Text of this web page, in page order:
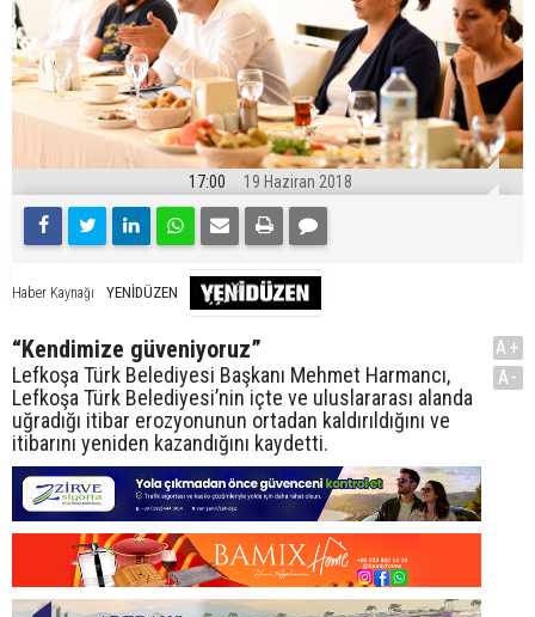
17:00 19 Haziran 2018
Haber Kaynağı YENİDÜZEN
“Kendimize güveniyoruz”
Lefkoşa Türk Belediyesi Başkanı Mehmet Harmancı,
Lefkoşa Türk Belediyesi’nin içte ve uluslararası alanda
uğradığı itibar erozyonunun ortadan kaldırıldığını ve
itibarını yeniden kazandığını kaydetti.
A+
A-